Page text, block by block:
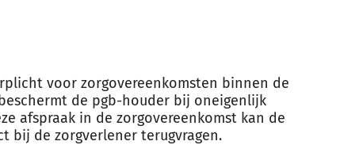
voor zorgovereenkomsten binnen de
de pgb-houder bij oneigenlijk
afspraak in de zorgovereenkomst kan de
bij de zorgverlener terugvragen.